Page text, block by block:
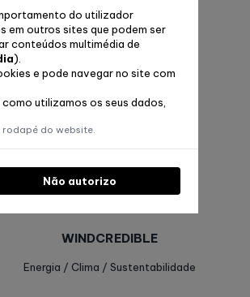
do utilizador
em outros sites que podem ser
conteúdos multimédia de
).
e pode navegar no site com
utilizamos os seus dados,
do website.
Não autorizo
Software / IA / Dados
RFISENSE
Indústria / Hardware / IoT
Saúde / Biotech
WINDCREDIBLE
Energia / Clima / Sustentabilidade